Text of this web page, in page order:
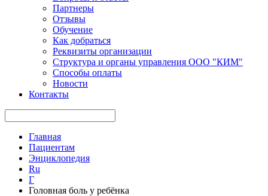
Партнеры
Отзывы
Обучение
Как добраться
Реквизиты организации
Структура и органы управления ООО "КИМ"
Способы оплаты
Новости
Контакты
Главная
Пациентам
Энциклопедия
Ru
Г
Головная боль у ребёнка